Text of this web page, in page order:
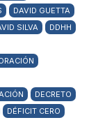
DAVID GUETTA
SILVA
DDHH
DECRETO
DÉFICIT CERO